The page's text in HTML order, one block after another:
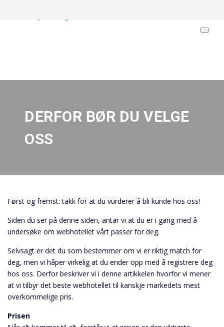
DERFOR BØR DU VELGE
OSS
Først og fremst: takk for at du vurderer å bli kunde hos oss!
Siden du ser på denne siden, antar vi at du er i gang med å
undersøke om webhotellet vårt passer for deg.
Selvsagt er det du som bestemmer om vi er riktig match for
deg, men vi håper virkelig at du ender opp med å registrere deg
hos oss. Derfor beskriver vi i denne artikkelen hvorfor vi mener
at vi tilbyr det beste webhotellet til kanskje markedets mest
overkommelige pris.
Prisen